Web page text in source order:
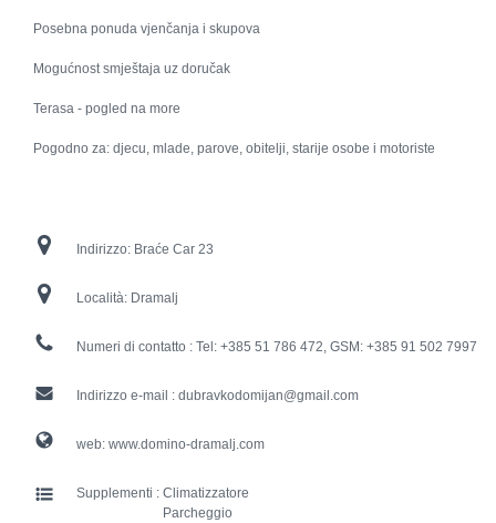
Posebna ponuda vjenčanja i skupova
Mogućnost smještaja uz doručak
Terasa - pogled na more
Pogodno za: djecu, mlade, parove, obitelji, starije osobe i motoriste
Indirizzo: Braće Car 23
Località: Dramalj
Numeri di contatto : Tel: +385 51 786 472, GSM: +385 91 502 7997
Indirizzo e-mail : dubravkodomijan@gmail.com
web: www.domino-dramalj.com
Supplementi : Climatizzatore
Parcheggio